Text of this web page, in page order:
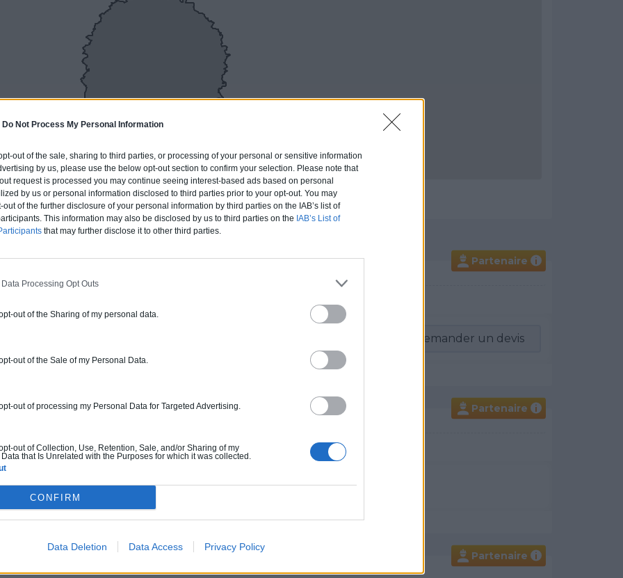
Do Not Process My Personal Information
out of the sale, sharing to third parties, or processing of your personal or sensitive information
by us, please use the below opt-out section to confirm your selection. Please note that
request is processed you may continue seeing interest-based ads based on personal
by us or personal information disclosed to third parties prior to your opt-out. You may
of the further disclosure of your personal information by third parties on the IAB’s list of
This information may also be disclosed by us to third parties on the IAB’s List of
that may further disclose it to other third parties.
Processing Opt Outs
opt-out of the Sharing of my personal data.
opt-out of the Sale of my Personal Data.
opt-out of processing my Personal Data for Targeted Advertising.
opt-out of Collection, Use, Retention, Sale, and/or Sharing of my
Data that Is Unrelated with the Purposes for which it was collected.
CONFIRM
Data Deletion Data Access Privacy Policy
Lès Nancy
Partenaire i
ce pro. Demander un devis
: Non communiqué
Partenaire i
Borne de recharge
ce pro. 0800 20 03 20 Demander un devis
: RGE
Partenaire i